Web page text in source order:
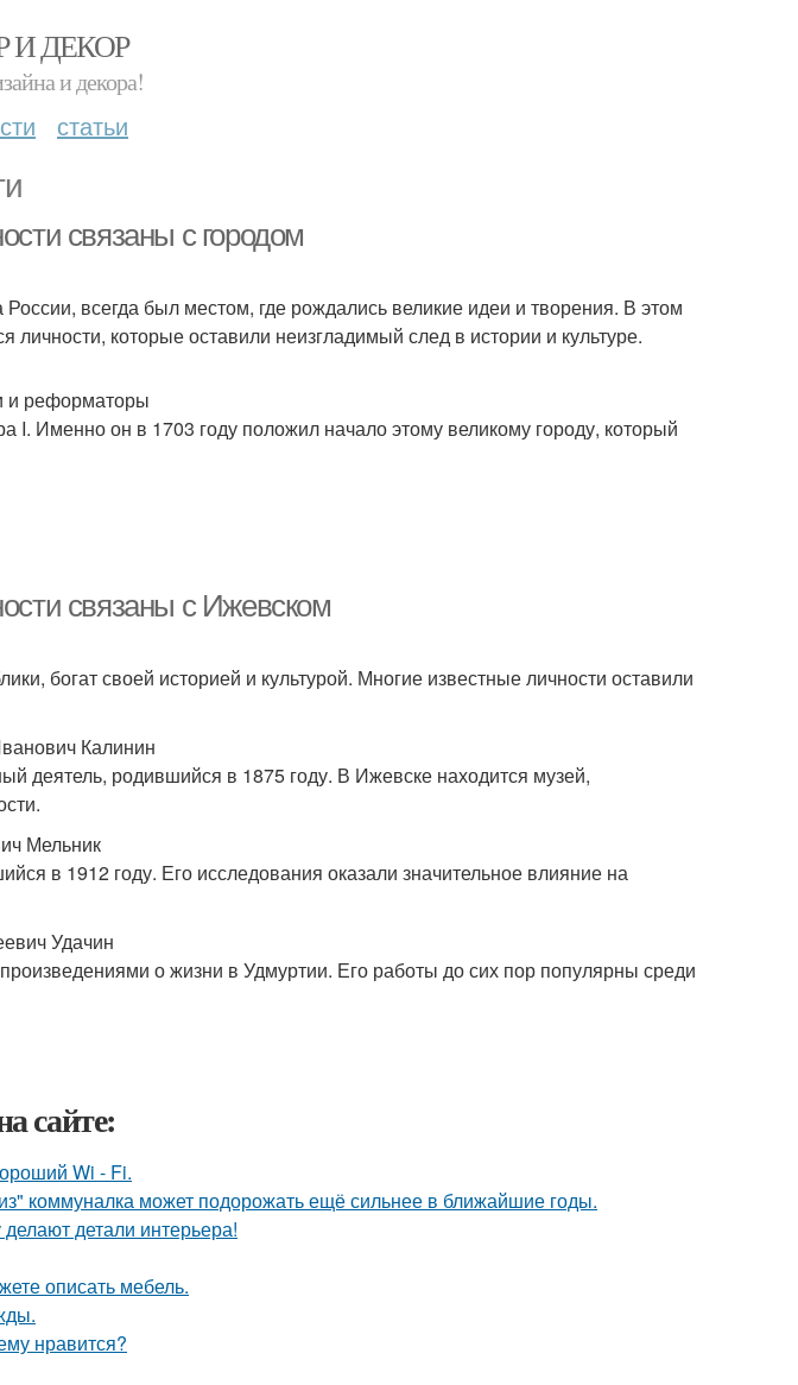
И ДЕКОР
и декора!
статьи
связаны с городом
всегда был местом, где рождались великие идеи и творения. В этом
которые оставили неизгладимый след в истории и культуре.
и реформаторы
I. Именно он в 1703 году положил начало этому великому городу, который
связаны с Ижевском
богат своей историей и культурой. Многие известные личности оставили
Калинин
деятель, родившийся в 1875 году. В Ижевске находится музей,
Мельник
в 1912 году. Его исследования оказали значительное влияние на
Удачин
о жизни в Удмуртии. Его работы до сих пор популярны среди
сайте:
Wi - Fi.
коммуналка может подорожать ещё сильнее в ближайшие годы.
делают детали интерьера!
описать мебель.
нравится?